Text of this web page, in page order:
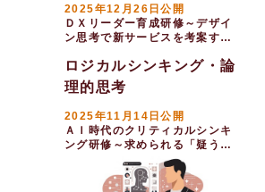
2025年12月26日公開
ＤＸリーダー育成研修～デザイ
ン思考で新サービスを考案する
ロジカルシンキング・論
理的思考
2025年11月14日公開
ＡＩ時代のクリティカルシンキ
ング研修～求められる「疑う
力」と「活かす知恵」（１日